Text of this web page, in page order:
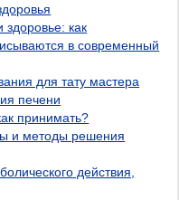
как
в современный
для тату мастера
печени
принимать?
и методы решения
действия,